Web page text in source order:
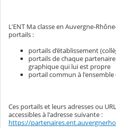
L'ENT Ma classe en Auvergne-
portails :
portails d’établissement
portails de chaque
graphique qui lui est propre
portail commun à
Ces portails et leurs adresses ou
accessibles à l'adresse suivante :
https://